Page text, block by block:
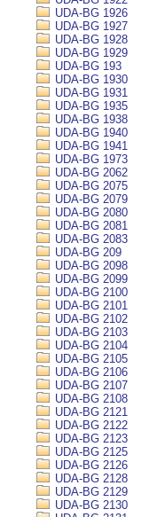
UDA-BG 1926
UDA-BG 1927
UDA-BG 1928
UDA-BG 1929
UDA-BG 193
UDA-BG 1930
UDA-BG 1931
UDA-BG 1935
UDA-BG 1938
UDA-BG 1940
UDA-BG 1941
UDA-BG 1973
UDA-BG 2062
UDA-BG 2075
UDA-BG 2079
UDA-BG 2080
UDA-BG 2081
UDA-BG 2083
UDA-BG 209
UDA-BG 2098
UDA-BG 2099
UDA-BG 2100
UDA-BG 2101
UDA-BG 2102
UDA-BG 2103
UDA-BG 2104
UDA-BG 2105
UDA-BG 2106
UDA-BG 2107
UDA-BG 2108
UDA-BG 2121
UDA-BG 2122
UDA-BG 2123
UDA-BG 2125
UDA-BG 2126
UDA-BG 2128
UDA-BG 2129
UDA-BG 2130